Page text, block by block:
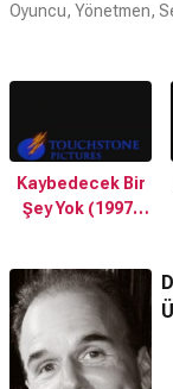
Oyuncu, Yönetmen,
Kaybedecek Bir
Şey Yok (1997)